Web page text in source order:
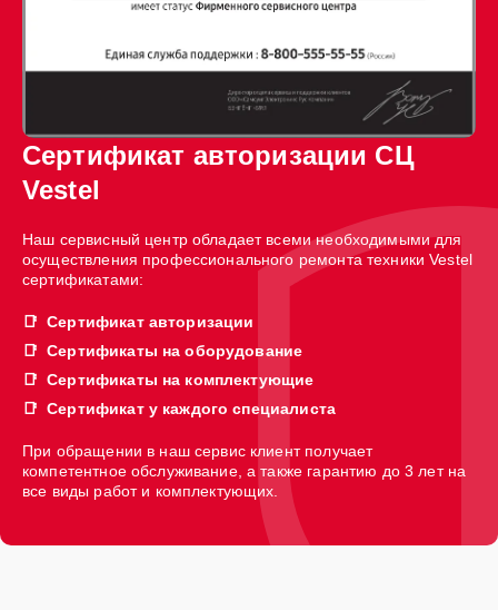
Сертификат авторизации СЦ
Vestel
Наш сервисный центр обладает всеми необходимыми для
осуществления профессионального ремонта техники Vestel
сертификатами:
Сертификат авторизации
Сертификаты на оборудование
Сертификаты на комплектующие
Сертификат у каждого специалиста
При обращении в наш сервис клиент получает
компетентное обслуживание, а также гарантию до 3 лет на
все виды работ и комплектующих.